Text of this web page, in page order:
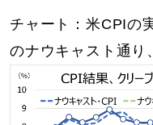
チャート：米CPIの
のナウキャスト通り